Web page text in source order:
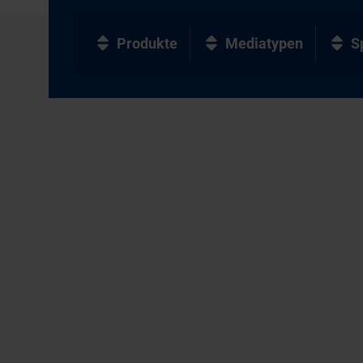
Produkte Mediatypen